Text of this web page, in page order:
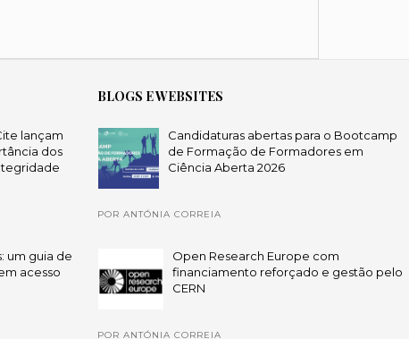
lançam
dos
um guia de
acesso
BLOGS E WEBSITES
Candidaturas abertas para o Bootcamp
de Formação de Formadores em
Ciência Aberta 2026
POR ANTÓNIA CORREIA
Open Research Europe com
financiamento reforçado e gestão pelo
CERN
POR ANTÓNIA CORREIA